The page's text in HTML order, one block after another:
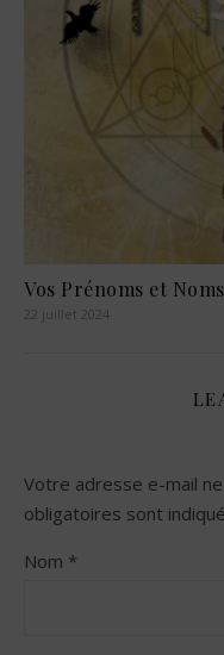
Vos Prénoms et
22 juillet 2024
Votre adresse e-mail
obligatoires sont
Nom *